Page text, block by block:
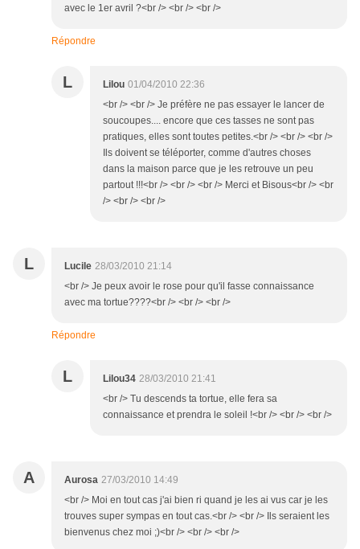
avec le 1er avril ?<br /> <br /> <br />
Répondre
L Lilou 01/04/2010 22:36
<br /> <br /> Je préfère ne pas essayer le lancer de
soucoupes.... encore que ces tasses ne sont pas
pratiques, elles sont toutes petites.<br /> <br /> <br />
Ils doivent se téléporter, comme d'autres choses
dans la maison parce que je les retrouve un peu
partout !!!<br /> <br /> <br /> Merci et Bisous<br /> <br
/> <br /> <br />
L Lucile 28/03/2010 21:14
<br /> Je peux avoir le rose pour qu'il fasse connaissance
avec ma tortue????<br /> <br /> <br />
Répondre
L Lilou34 28/03/2010 21:41
<br /> Tu descends ta tortue, elle fera sa
connaissance et prendra le soleil !<br /> <br /> <br />
A Aurosa 27/03/2010 14:49
<br /> Moi en tout cas j'ai bien ri quand je les ai vus car je les
trouves super sympas en tout cas.<br /> <br /> Ils seraient les
bienvenus chez moi ;)<br /> <br /> <br />